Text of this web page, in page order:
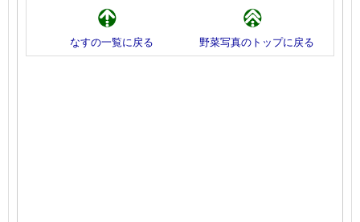
なすの一覧に戻る 野菜写真のトップに戻る